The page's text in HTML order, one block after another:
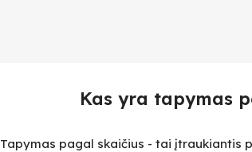
Kas yra tapymas
Tapymas pagal skaičius - tai įtraukiantis